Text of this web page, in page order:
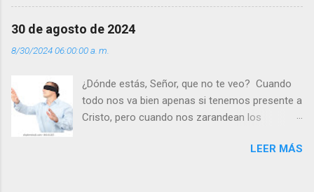
gracia de Dios? Julián Escobar. | Lecturas del
Día (+ Leer ). | Evangelio y Meditación (+ Leer ) |
30 de agosto de 2024
8/30/2024 06:00:00 a. m.
¿Dónde estás, Señor, que no te veo? Cuando
todo nos va bien apenas si tenemos presente a
Cristo, pero cuando nos zarandean los
“¿Dónde estás, Señor, que no te veo, que me
LEER MÁS